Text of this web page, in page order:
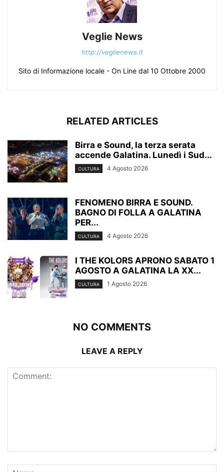
Veglie News
http://veglienews.it
Sito di Informazione locale - On Line dal 10 Ottobre 2000
RELATED ARTICLES
Birra e Sound, la terza serata
accende Galatina. Lunedì i Sud...
CULTURA 4 Agosto 2026
FENOMENO BIRRA E SOUND.
BAGNO DI FOLLA A GALATINA
PER...
CULTURA 4 Agosto 2026
I THE KOLORS APRONO SABATO 1
AGOSTO A GALATINA LA XX...
CULTURA 1 Agosto 2026
NO COMMENTS
LEAVE A REPLY